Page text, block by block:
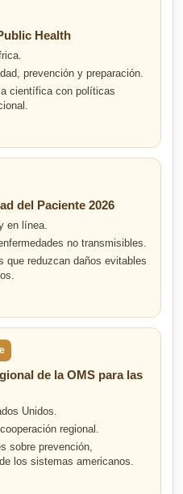
Health
prevención y preparación.
científica con políticas
del Paciente 2026
en línea.
no transmisibles.
que reduzcan daños evitables
de la OMS para las
Unidos.
regional.
sobre prevención,
los sistemas americanos.